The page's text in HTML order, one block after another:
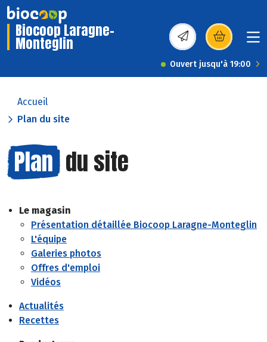
Biocoop Laragne-
Monteglin (s’ouvre dans une
Ouvert jusqu'à 19:00
Accueil
Plan du site
Plan du site
Le magasin
Présentation détaillée Biocoop Laragne-Monteglin
L'équipe
Galeries photos
Offres d'emploi
Vidéos
Actualités
Recettes